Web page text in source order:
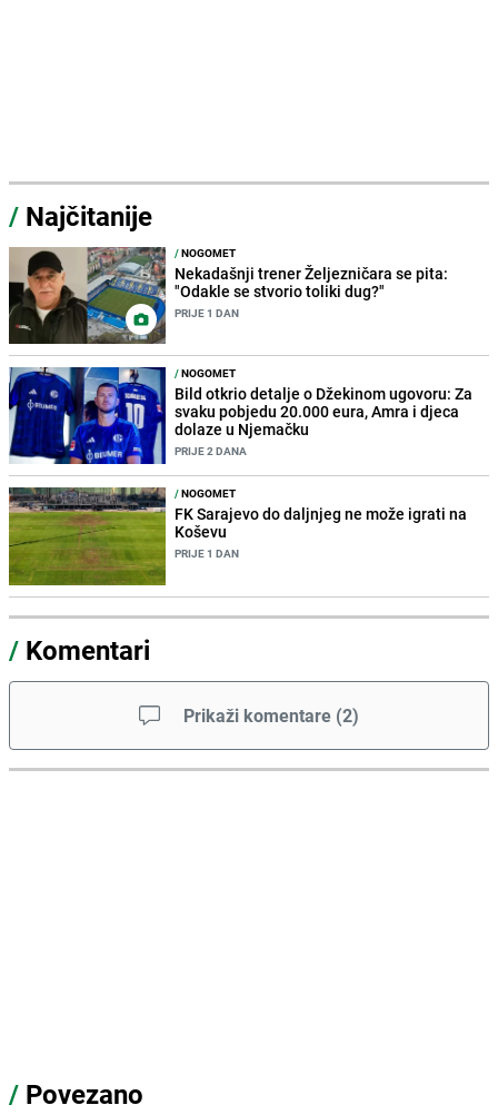
/ Najčitanije
/NOGOMET
Nekadašnji trener Željezničara se pita:
"Odakle se stvorio toliki dug?"
PRIJE 1 DAN
/NOGOMET
Bild otkrio detalje o Džekinom ugovoru: Za
svaku pobjedu 20.000 eura, Amra i djeca
dolaze u Njemačku
PRIJE 2 DANA
/NOGOMET
FK Sarajevo do daljnjeg ne može igrati na
Koševu
PRIJE 1 DAN
/ Komentari
Prikaži komentare (2)
/ Povezano